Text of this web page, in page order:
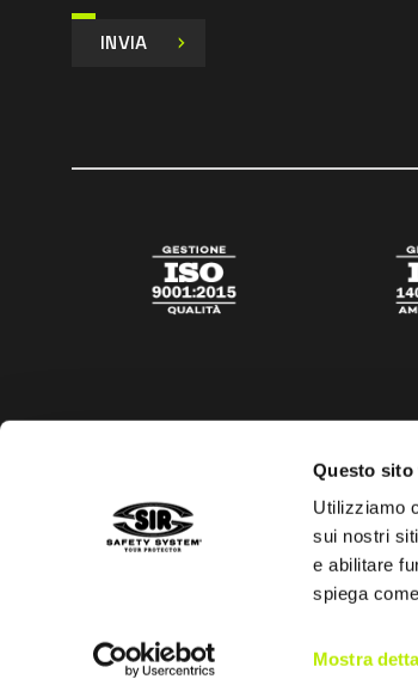
Questo
Utilizziamo
sui nostri
e abilitare
spiega
Mostra
INVIA
Privacy policyCookies policy